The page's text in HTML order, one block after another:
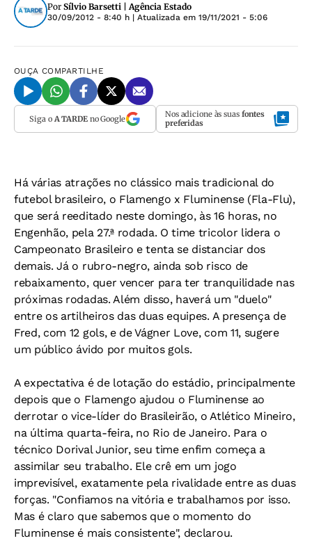
Por Sílvio Barsetti | Agência Estado
30/09/2012 - 8:40 h | Atualizada em 19/11/2021 - 5:06
OUÇA COMPARTILHE
Siga o A TARDEno Google Nos adicione às suas fontes
preferidas
Há várias atrações no clássico mais tradicional do
futebol brasileiro, o Flamengo x Fluminense (Fla-Flu),
que será reeditado neste domingo, às 16 horas, no
Engenhão, pela 27.ª rodada. O time tricolor lidera o
Campeonato Brasileiro e tenta se distanciar dos
demais. Já o rubro-negro, ainda sob risco de
rebaixamento, quer vencer para ter tranquilidade nas
próximas rodadas. Além disso, haverá um "duelo"
entre os artilheiros das duas equipes. A presença de
Fred, com 12 gols, e de Vágner Love, com 11, sugere
um público ávido por muitos gols.
A expectativa é de lotação do estádio, principalmente
depois que o Flamengo ajudou o Fluminense ao
derrotar o vice-líder do Brasileirão, o Atlético Mineiro,
na última quarta-feira, no Rio de Janeiro. Para o
técnico Dorival Junior, seu time enfim começa a
assimilar seu trabalho. Ele crê em um jogo
imprevisível, exatamente pela rivalidade entre as duas
forças. "Confiamos na vitória e trabalhamos por isso.
Mas é claro que sabemos que o momento do
Fluminense é mais consistente", declarou.